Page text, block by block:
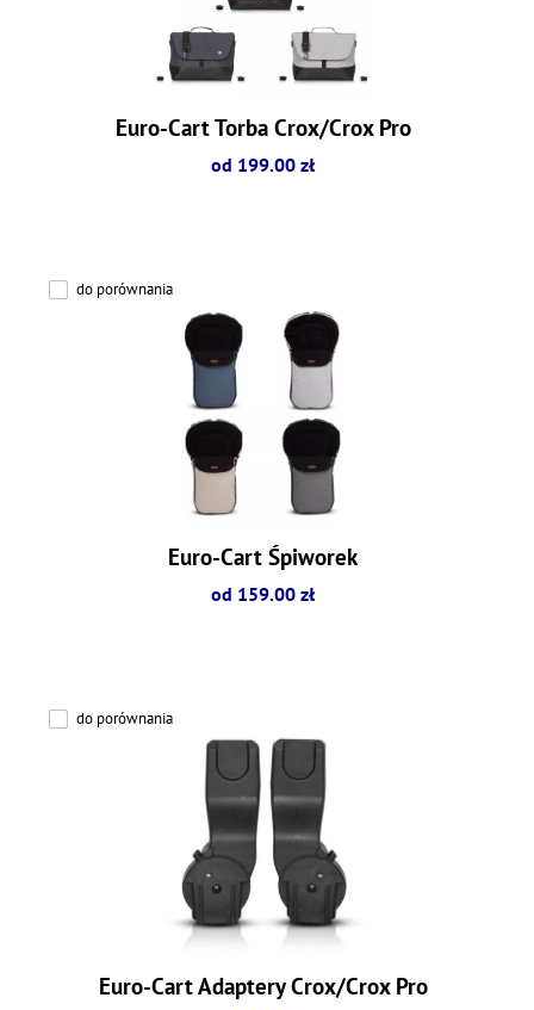
Euro-Cart Torba Crox/Crox Pro
od 199.00 zł
do porównania
Euro-Cart Śpiworek
od 159.00 zł
do porównania
Euro-Cart Adaptery Crox/Crox Pro